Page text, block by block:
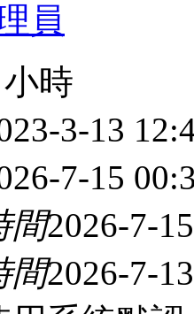
員
時
3-13
7-15
間2026-7-
間2026-7-